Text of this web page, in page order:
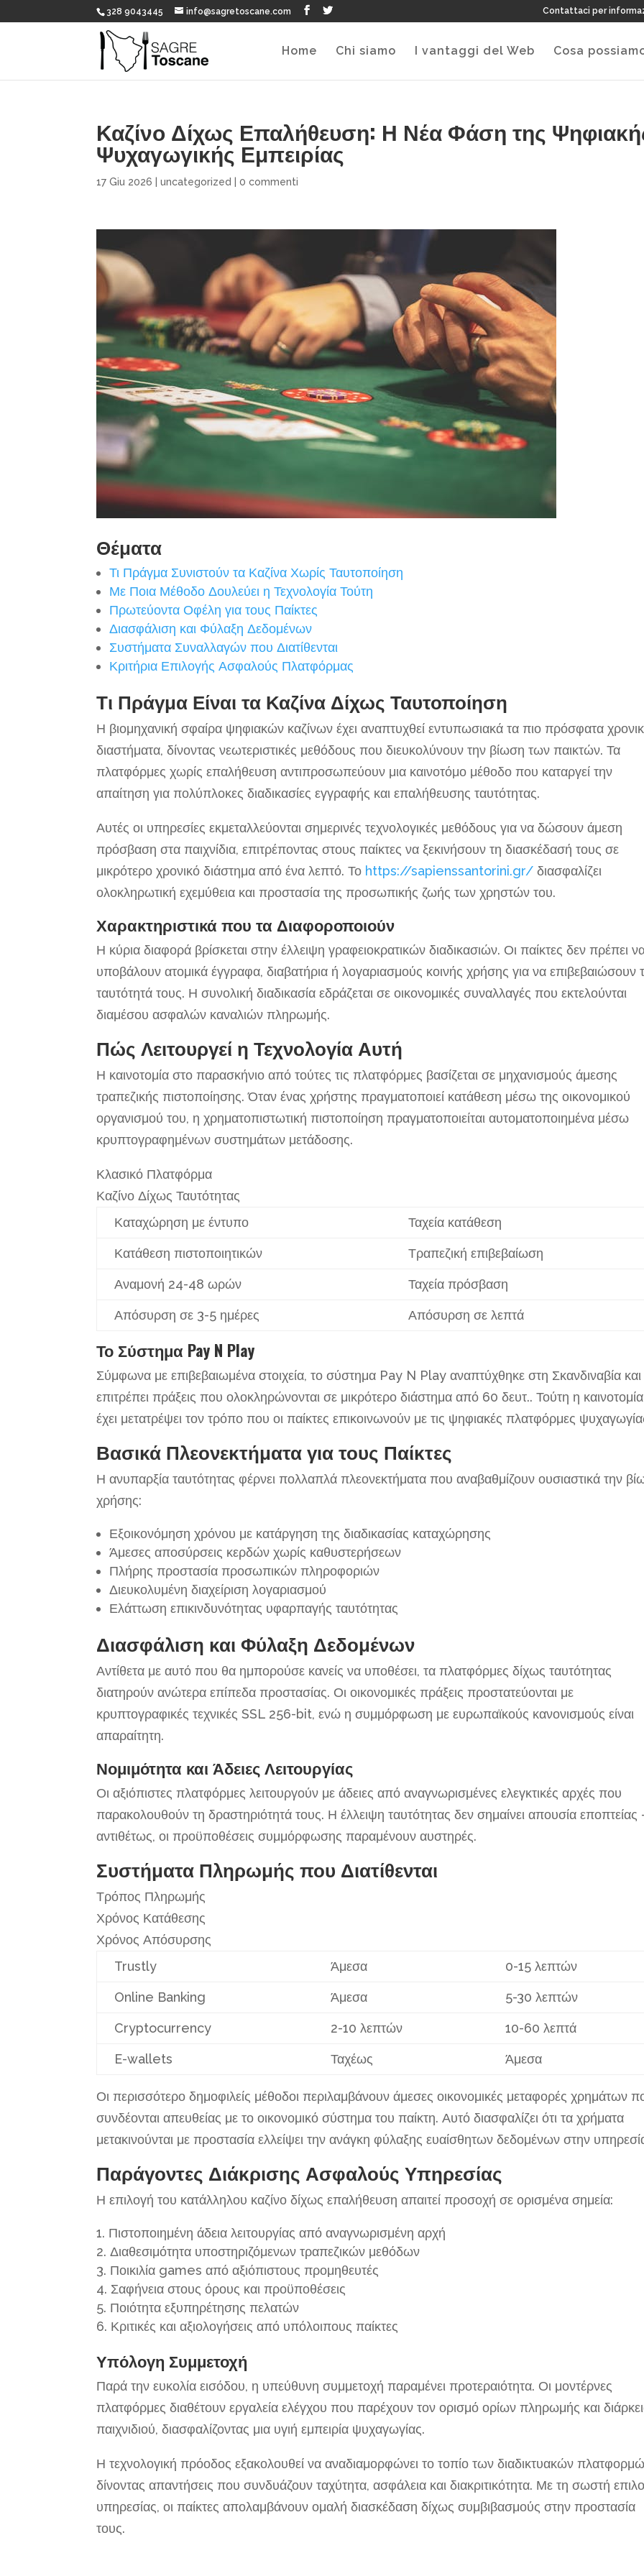
328 9043445 info@sagretoscane.com Contattaci per
Home Chi siamo I vantaggi del Web Cosa
Καζίνο Δίχως Επαλήθευση: Η Νέα Φάση της
Ψυχαγωγικής Εμπειρίας
17 Giu 2026 |uncategorized |0 commenti
Θέματα
Τι Πράγμα Συνιστούν τα Καζίνα Χωρίς Ταυτοποίηση
Με Ποια Μέθοδο Δουλεύει η Τεχνολογία Τούτη
Πρωτεύοντα Οφέλη για τους Παίκτες
Διασφάλιση και Φύλαξη Δεδομένων
Συστήματα Συναλλαγών που Διατίθενται
Κριτήρια Επιλογής Ασφαλούς Πλατφόρμας
Τι Πράγμα Είναι τα Καζίνα Δίχως Ταυτοποίηση
Η βιομηχανική σφαίρα ψηφιακών καζίνων έχει αναπτυχθεί εντυπωσιακά τα πιο πρόσφατα
διαστήματα, δίνοντας νεωτεριστικές μεθόδους που διευκολύνουν την βίωση των παικτών. Τα
πλατφόρμες χωρίς επαλήθευση αντιπροσωπεύουν μια καινοτόμο μέθοδο που καταργεί την
απαίτηση για πολύπλοκες διαδικασίες εγγραφής και επαλήθευσης ταυτότητας.
Αυτές οι υπηρεσίες εκμεταλλεύονται σημερινές τεχνολογικές μεθόδους για να δώσουν άμεση
πρόσβαση στα παιχνίδια, επιτρέποντας στους παίκτες να ξεκινήσουν τη διασκέδασή τους σε
μικρότερο χρονικό διάστημα από ένα λεπτό. Το https://sapienssantorini.gr/ διασφαλίζει
ολοκληρωτική εχεμύθεια και προστασία της προσωπικής ζωής των χρηστών του.
Χαρακτηριστικά που τα Διαφοροποιούν
Η κύρια διαφορά βρίσκεται στην έλλειψη γραφειοκρατικών διαδικασιών. Οι παίκτες δεν πρέπει
υποβάλουν ατομικά έγγραφα, διαβατήρια ή λογαριασμούς κοινής χρήσης για να επιβεβαιώσουν
ταυτότητά τους. Η συνολική διαδικασία εδράζεται σε οικονομικές συναλλαγές που εκτελούνται
διαμέσου ασφαλών καναλιών πληρωμής.
Πώς Λειτουργεί η Τεχνολογία Αυτή
Η καινοτομία στο παρασκήνιο από τούτες τις πλατφόρμες βασίζεται σε μηχανισμούς άμεσης
τραπεζικής πιστοποίησης. Όταν ένας χρήστης πραγματοποιεί κατάθεση μέσω της οικονομικού
οργανισμού του, η χρηματοπιστωτική πιστοποίηση πραγματοποιείται αυτοματοποιημένα μέσω
κρυπτογραφημένων συστημάτων μετάδοσης.
Κλασικό Πλατφόρμα
Καζίνο Δίχως Ταυτότητας
Καταχώρηση με έντυπο
Ταχεία κατάθεση
Κατάθεση πιστοποιητικών Τραπεζική επιβεβαίωση
Αναμονή 24-48 ωρών Ταχεία πρόσβαση
Απόσυρση σε 3-5 ημέρες Απόσυρση σε λεπτά
Το Σύστημα Pay N Play
Σύμφωνα με επιβεβαιωμένα στοιχεία, το σύστημα Pay N Play αναπτύχθηκε στη Σκανδιναβία και
επιτρέπει πράξεις που ολοκληρώνονται σε μικρότερο διάστημα από 60 δευτ.. Τούτη η καινοτομία
έχει μετατρέψει τον τρόπο που οι παίκτες επικοινωνούν με τις ψηφιακές πλατφόρμες
Βασικά Πλεονεκτήματα για τους Παίκτες
Η ανυπαρξία ταυτότητας φέρνει πολλαπλά πλεονεκτήματα που αναβαθμίζουν ουσιαστικά την
χρήσης:
Εξοικονόμηση χρόνου με κατάργηση της διαδικασίας καταχώρησης
Άμεσες αποσύρσεις κερδών χωρίς καθυστερήσεων
Πλήρης προστασία προσωπικών πληροφοριών
Διευκολυμένη διαχείριση λογαριασμού
Ελάττωση επικινδυνότητας υφαρπαγής ταυτότητας
Διασφάλιση και Φύλαξη Δεδομένων
Αντίθετα με αυτό που θα ημπορούσε κανείς να υποθέσει, τα πλατφόρμες δίχως ταυτότητας
διατηρούν ανώτερα επίπεδα προστασίας. Οι οικονομικές πράξεις προστατεύονται με
κρυπτογραφικές τεχνικές SSL 256-bit, ενώ η συμμόρφωση με ευρωπαϊκούς κανονισμούς είναι
απαραίτητη.
Νομιμότητα και Άδειες Λειτουργίας
Οι αξιόπιστες πλατφόρμες λειτουργούν με άδειες από αναγνωρισμένες ελεγκτικές αρχές που
παρακολουθούν τη δραστηριότητά τους. Η έλλειψη ταυτότητας δεν σημαίνει απουσία εποπτείας
αντιθέτως, οι προϋποθέσεις συμμόρφωσης παραμένουν αυστηρές.
Συστήματα Πληρωμής που Διατίθενται
Τρόπος Πληρωμής
Χρόνος Κατάθεσης
Χρόνος Απόσυρσης
Trustly
Άμεσα 0-15 λεπτών
Online Banking Άμεσα 5-30 λεπτών
Cryptocurrency 2-10 λεπτών 10-60 λεπτά
E-wallets Ταχέως Άμεσα
Οι περισσότερο δημοφιλείς μέθοδοι περιλαμβάνουν άμεσες οικονομικές μεταφορές χρημάτων
συνδέονται απευθείας με το οικονομικό σύστημα του παίκτη. Αυτό διασφαλίζει ότι τα χρήματα
μετακινούνται με προστασία ελλείψει την ανάγκη φύλαξης ευαίσθητων δεδομένων στην
Παράγοντες Διάκρισης Ασφαλούς Υπηρεσίας
Η επιλογή του κατάλληλου καζίνο δίχως επαλήθευση απαιτεί προσοχή σε ορισμένα σημεία:
Πιστοποιημένη άδεια λειτουργίας από αναγνωρισμένη αρχή
Διαθεσιμότητα υποστηριζόμενων τραπεζικών μεθόδων
Ποικιλία games από αξιόπιστους προμηθευτές
Σαφήνεια στους όρους και προϋποθέσεις
Ποιότητα εξυπηρέτησης πελατών
Κριτικές και αξιολογήσεις από υπόλοιπους παίκτες
Υπόλογη Συμμετοχή
Παρά την ευκολία εισόδου, η υπεύθυνη συμμετοχή παραμένει προτεραιότητα. Οι μοντέρνες
πλατφόρμες διαθέτουν εργαλεία ελέγχου που παρέχουν τον ορισμό ορίων πληρωμής και
παιχνιδιού, διασφαλίζοντας μια υγιή εμπειρία ψυχαγωγίας.
Η τεχνολογική πρόοδος εξακολουθεί να αναδιαμορφώνει το τοπίο των διαδικτυακών
δίνοντας απαντήσεις που συνδυάζουν ταχύτητα, ασφάλεια και διακριτικότητα. Με τη σωστή
υπηρεσίας, οι παίκτες απολαμβάνουν ομαλή διασκέδαση δίχως συμβιβασμούς στην προστασία
τους.